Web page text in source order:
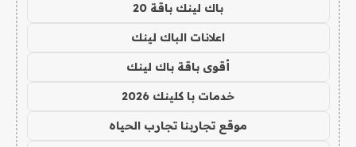
باك لينك باقة 20
اعلانات الباك لينك
أقوى باقة باك لينك
خدمات با كلينك 2026
موقع تجاربنا تجارب الحياه